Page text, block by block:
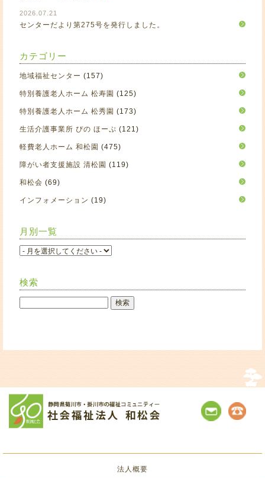
2026.07.21
センターだより第275号を発行しました。
カテゴリー
地域福祉センター (157)
特別養護老人ホーム 松寿園 (125)
特別養護老人ホーム 松秀園 (173)
生活介護事業所 ぴの ほーぷ (121)
軽費老人ホーム 和松園 (475)
障がい者支援施設 清松園 (119)
和松会 (69)
インフォメーション (19)
月別一覧
検索
法人概要